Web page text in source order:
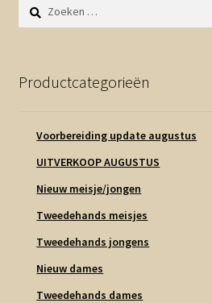
Zoeken
naar:
Productcategorieën
Voorbereiding update augustus
UITVERKOOP AUGUSTUS
Nieuw meisje/jongen
Tweedehands meisjes
Tweedehands jongens
Nieuw dames
Tweedehands dames